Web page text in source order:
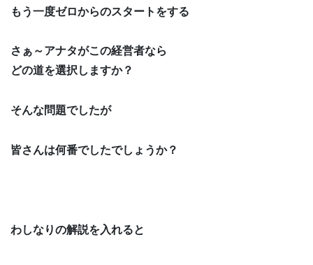
もう一度ゼロからのスタートをする
さぁ～アナタがこの経営者なら
どの道を選択しますか？
そんな問題でしたが
皆さんは何番でしたでしょうか？
わしなりの解説を入れると